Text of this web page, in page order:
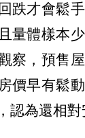
跌才會鬆
量體樣本
察，預售
價早有鬆
認為還相對